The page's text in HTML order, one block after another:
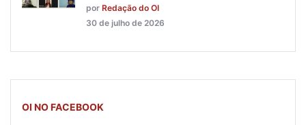
por Redação do OI
30 de julho de 2026
OI NO FACEBOOK